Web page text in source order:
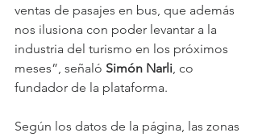
ventas de pasajes en bus, que además
nos ilusiona con poder levantar a la
industria del turismo en los próximos
meses”, señaló Simón Narli, co
fundador de la plataforma.
Según los datos de la página, las zonas